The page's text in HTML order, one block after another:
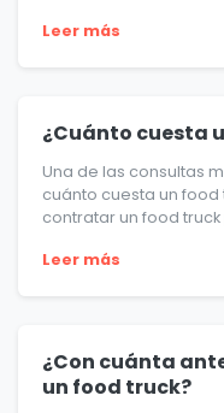
Leer más
¿Cuánto cuesta
Una de las consultas
cuánto cuesta un food
contratar un food
Leer más
¿Con cuánta
un food truck?